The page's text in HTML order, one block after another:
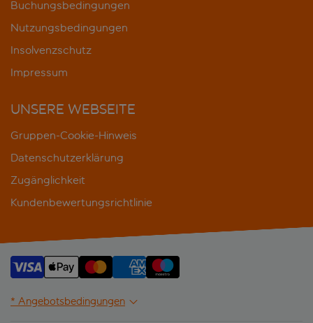
Buchungsbedingungen
Nutzungsbedingungen
Insolvenzschutz
Impressum
UNSERE WEBSEITE
Gruppen-Cookie-Hinweis
Datenschutzerklärung
Zugänglichkeit
Kundenbewertungsrichtlinie
* Angebotsbedingungen